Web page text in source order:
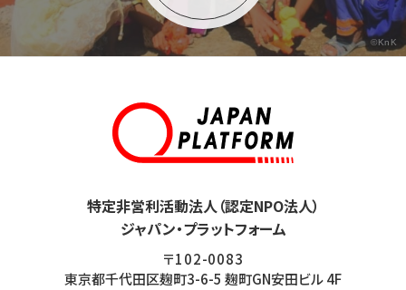
©KnK
特定非営利活動法人（認定NPO法人）
ジャパン・プラットフォーム
〒102-0083
東京都千代田区麹町3-6-5 麹町GN安田ビル 4F